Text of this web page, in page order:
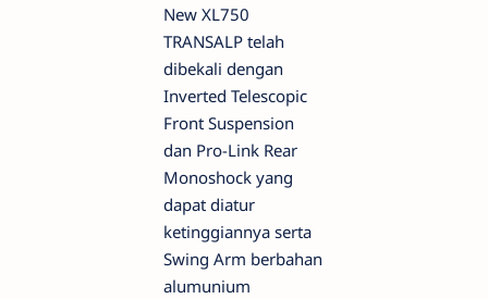
New XL750
TRANSALP telah
dibekali dengan
Inverted Telescopic
Front Suspension
dan Pro-Link Rear
Monoshock yang
dapat diatur
ketinggiannya serta
Swing Arm berbahan
alumunium